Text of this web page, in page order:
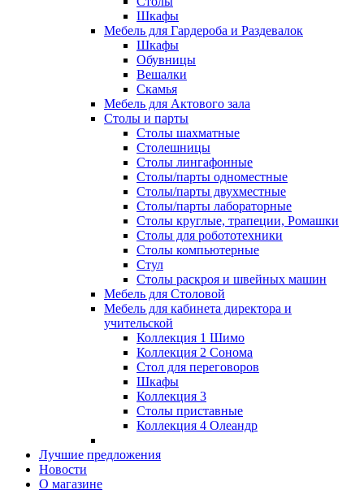
Шкафы
Мебель для Гардероба и Раздевалок
Шкафы
Обувницы
Вешалки
Скамья
Мебель для Актового зала
Столы и парты
Столы шахматные
Столешницы
Столы лингафонные
Столы/парты одноместные
Столы/парты двухместные
Столы/парты лабораторные
Столы круглые, трапеции, Ромашки
Столы для робототехники
Столы компьютерные
Стул
Столы раскроя и швейных машин
Мебель для Столовой
Мебель для кабинета директора и
учительской
Коллекция 1 Шимо
Коллекция 2 Сонома
Стол для переговоров
Шкафы
Коллекция 3
Столы приставные
Коллекция 4 Олеандр
Лучшие предложения
Новости
О магазине